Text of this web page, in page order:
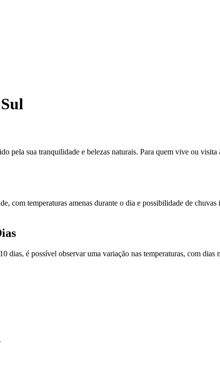
pela sua tranquilidade e belezas naturais. Para quem vive ou
com temperaturas amenas durante o dia e possibilidade de
é possível observar uma variação nas temperaturas, com dias